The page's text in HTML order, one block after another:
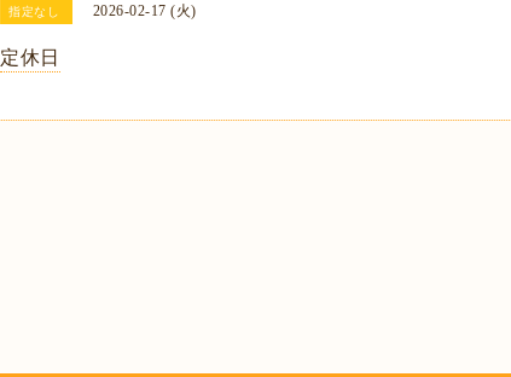
指定なし 2026-02-17 (火)
定休日